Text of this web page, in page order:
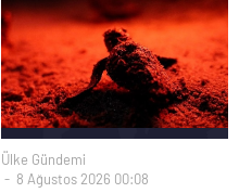
Ülke Gündemi
8 Ağustos 2026 00:08